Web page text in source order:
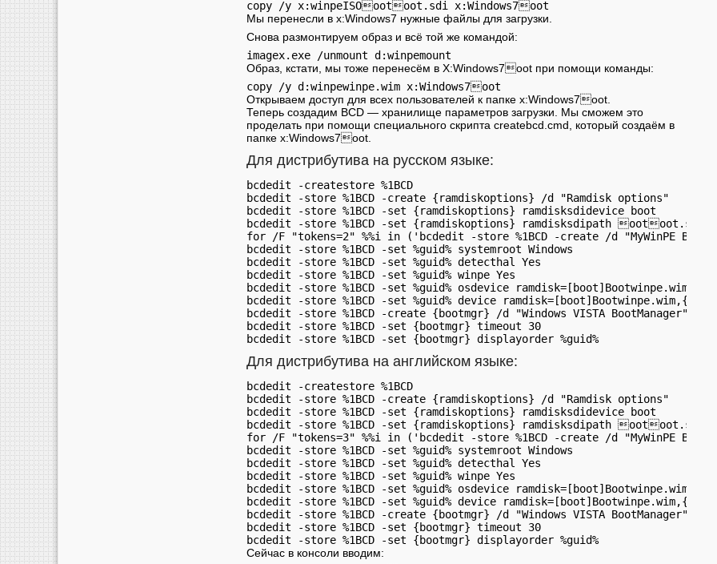
Мы перенесли в x:Windows7 нужные файлы для загрузки.
Снова размонтируем образ и всё той же командой:
imagex.exe /unmount d:winpemount
Образ, кстати, мы тоже перенесём в Х:Windows7oot при помощи команды:
copy /y d:winpewinpe.wim х:Windows7oot
Открываем доступ для всех пользователей к папке х:Windows7oot.
Теперь создадим BCD — хранилище параметров загрузки. Мы сможем это
проделать при помощи специального скрипта createbcd.cmd, который создаём в
папке х:Windows7oot.
Для дистрибутива на русском языке:
bcdedit -createstore %1BCD
bcdedit -store %1BCD -create {ramdiskoptions} /d "Ramdisk options"
bcdedit -store %1BCD -set {ramdiskoptions} ramdisksdidevice boot
bcdedit -store %1BCD -set {ramdiskoptions} ramdisksdipath ootoot.sdi
for /F "tokens=2" %%i in ('bcdedit -store %1BCD -create /d "MyWinPE
bcdedit -store %1BCD -set %guid% systemroot Windows
bcdedit -store %1BCD -set %guid% detecthal Yes
bcdedit -store %1BCD -set %guid% winpe Yes
bcdedit -store %1BCD -set %guid% osdevice
bcdedit -store %1BCD -set %guid% device
bcdedit -store %1BCD -create {bootmgr} /d "Windows VISTA BootManager"
bcdedit -store %1BCD -set {bootmgr} timeout 30
Для дистрибутива на английском языке:
bcdedit -createstore %1BCD
bcdedit -store %1BCD -create {ramdiskoptions} /d "Ramdisk options"
bcdedit -store %1BCD -set {ramdiskoptions} ramdisksdidevice boot
bcdedit -store %1BCD -set {ramdiskoptions} ramdisksdipath ootoot.sdi
for /F "tokens=3" %%i in ('bcdedit -store %1BCD -create /d "MyWinPE
bcdedit -store %1BCD -set %guid% systemroot Windows
bcdedit -store %1BCD -set %guid% detecthal Yes
bcdedit -store %1BCD -set %guid% winpe Yes
bcdedit -store %1BCD -set %guid% osdevice
bcdedit -store %1BCD -set %guid% device
bcdedit -store %1BCD -create {bootmgr} /d "Windows VISTA BootManager"
bcdedit -store %1BCD -set {bootmgr} timeout 30
bcdedit -store %1BCD -set {bootmgr} displayorder %guid%
Сейчас в консоли вводим: